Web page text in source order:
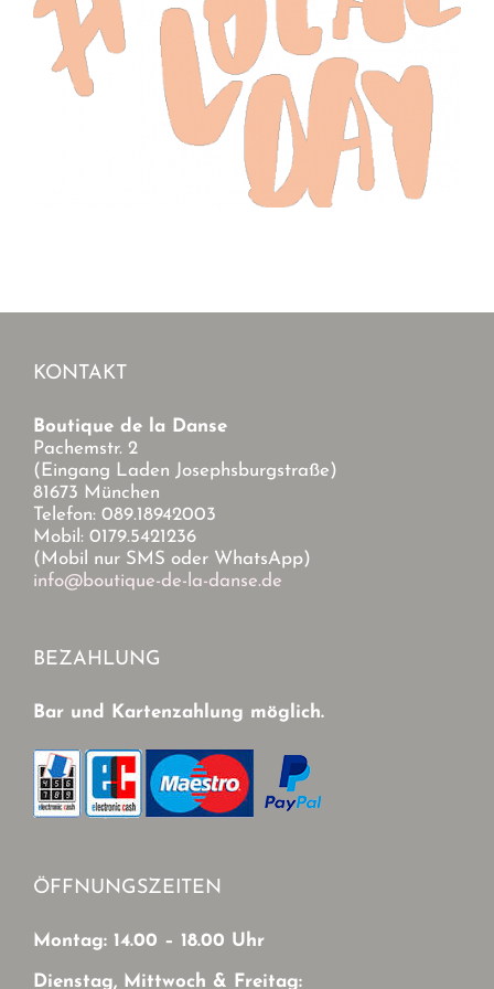
KONTAKT
Boutique de la Danse
Pachemstr. 2
(Eingang Laden Josephsburgstraße)
81673 München
Telefon: 089.18942003
Mobil: 0179.5421236
(Mobil nur SMS oder WhatsApp)
info@boutique-de-la-danse.de
BEZAHLUNG
Bar und Kartenzahlung möglich.
ÖFFNUNGSZEITEN
Montag: 14.00 – 18.00 Uhr
Dienstag, Mittwoch & Freitag: